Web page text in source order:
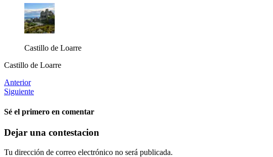
Castillo de Loarre
Castillo de Loarre
Anterior
Siguiente
Sé el primero en comentar
Dejar una contestacion
Tu dirección de correo electrónico no será publicada.